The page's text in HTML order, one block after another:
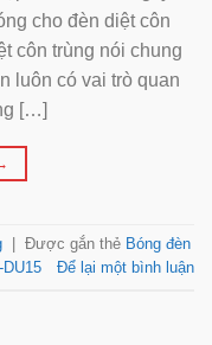
cho đèn diệt côn
côn trùng nói chung
luôn có vai trò quan
[…]
Được gắn thẻ Bóng đèn
Để lại một bình luận